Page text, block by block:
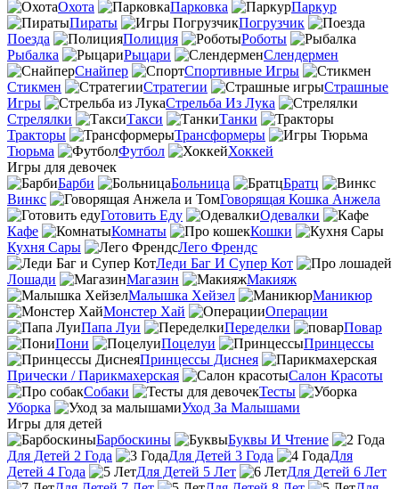
Охота
Парковка
Паркур
Пираты
Погрузчик
Поезда
Полиция
Роботы
Рыбалка
Рыцари
Слендермен
Снайпер
Спортивные Игры
Стикмен
Стратегии
Страшные
Игры
Стрельба Из Лука
Стрелялки
Такси
Танки
Тракторы
Трансформеры
Тюрьма
Футбол
Хоккей
Игры для девочек
Барби
Больница
Братц
Винкс
Говорящая Кошка Анжела
Готовить Еду
Одевалки
Кафе
Комнаты
Кошки
Кухня Сары
Лего Френдс
Леди Баг И Супер Кот
Лошади
Магазин
Макияж
Малышка Хейзел
Маникюр
Монстер Хай
Операции
Папа Луи
Переделки
Повар
Пони
Поцелуи
Принцессы
Принцессы Диснея
Прически / Парикмахерская
Салон Красоты
Собаки
Тесты
Уборка
Уход За Малышами
Игры для детей
Барбоскины
Буквы И Чтение
Для Детей 2 Года
Для Детей 3 Года
Для
Детей 4 Года
Для Детей 5 Лет
Для Детей 6 Лет